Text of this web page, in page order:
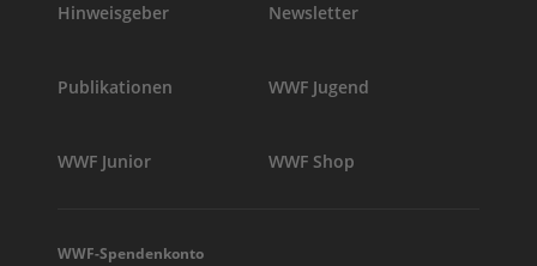
Hinweisgeber Newsletter
Publikationen WWF Jugend
WWF Junior WWF Shop
WWF-Spendenkonto